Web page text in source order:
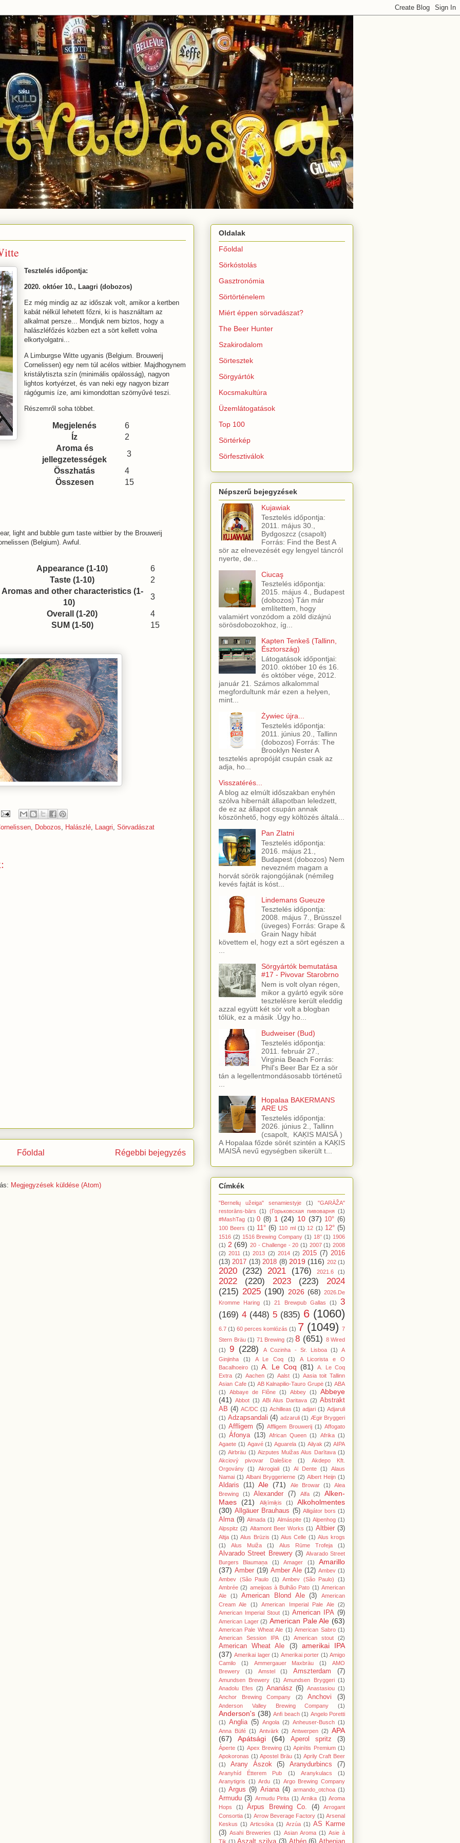
Tesztelés időpontja:
2020. októer 10., Laagri (dobozos)
Ez még mindig az az időszak volt, amikor a kertben
kabát nélkül lehetett főzni, ki is használtam az
alkalmat persze... Mondjuk nem biztos, hogy a
halászléfőzés közben ezt a sört kellett volna
elkortyolgatni...
A Limburgse Witte ugyanis (Belgium. Brouwerij
Cornelissen) egy nem túl acélos witbier. Majdhogynem
kristálytiszta szín (minimális opálosság), nagyon
lightos kortyérzet, és van neki egy nagyon bizarr
rágógumis íze, ami kimondottan szörnyűvé teszi.
Részemről soha többet.
Megjelenés
6
Íz
2
Aroma és
jellegzetességek
3
Összhatás
4
Összesen
15
light and bubble gum taste witbier by the Brouwerij
(Belgium). Awful.
Appearance (1-10)
6
Taste (1-10)
2
Aromas and other characteristics (1-
10)
3
Overall (1-20)
4
SUM (1-50)
15
, Dobozos, Halászlé, Laagri, Sörvadászat
Régebbi bejegyzés
Főoldal
Megjegyzések küldése (Atom)
Oldalak
Főoldal
Sörkóstolás
Gasztronómia
Sörtörténelem
Miért éppen sörvadászat?
The Beer Hunter
Szakirodalom
Sörtesztek
Sörgyártók
Kocsmakultúra
Üzemlátogatások
Top 100
Sörtérkép
Sörfesztiválok
Népszerű bejegyzések
Kujawiak
Tesztelés időpontja:
2011. május 30.,
Bydgoszcz (csapolt)
Forrás: Find the Best A
sör az elnevezését egy lengyel táncról
nyerte, de...
Ciucaş
Tesztelés időpontja:
2015. május 4., Budapest
(dobozos) Tán már
említettem, hogy
valamiért vonzódom a zöld dizájnú
sörösdobozokhoz, íg...
Kapten Tenkeš (Tallinn,
Észtország)
Látogatások időpontjai:
2010. október 10 és 16.
és október vége, 2012.
január 21. Számos alkalommal
megfordultunk már ezen a helyen,
mint...
Żywiec újra...
Tesztelés időpontja:
2011. június 20., Tallinn
(dobozos) Forrás: The
Brooklyn Nester A
tesztelés apropóját csupán csak az
adja, ho...
Visszatérés...
A blog az elmúlt időszakban enyhén
szólva hibernált állapotban leledzett,
de ez az állapot csupán annak
köszönhető, hogy egy költözés általá...
Pan Zlatni
Tesztelés időpontja:
2016. május 21.,
Budapest (dobozos) Nem
nevezném magam a
horvát sörök rajongójának (némileg
kevés fajtát is kóst...
Lindemans Gueuze
Tesztelés időpontja:
2008. május 7., Brüsszel
(üveges) Forrás: Grape &
Grain Nagy hibát
követtem el, hogy ezt a sört egészen a
...
Sörgyártók bemutatása
#17 - Pivovar Starobrno
Nem is volt olyan régen,
mikor a gyártó egyik söre
tesztelésre került eleddig
azzal együtt két sör volt a blogban
tőlük, ez a másik .Úgy ho...
Budweiser (Bud)
Tesztelés időpontja:
2011. február 27.,
Virginia Beach Forrás:
Phil's Beer Bar Ez a sör
tán a legellentmondásosabb történetű
Hopalaa BAKERMANS
ARE US
Tesztelés időpontja:
2026. június 2., Tallinn
(csapolt, KAĶIS MAISĀ )
A Hopalaa főzde sörét szintén a KAĶIS
MAISĀ nevű egységben sikerült t...
Címkék
"Bernelių užeiga" senamiestyje (1)
"GARĀŽA"
restorāns-bārs (1) (Горьковская пивоварня (1)
#MashTag (1) 0 (8) 1 (24) 10 (37) 10° (6)
100 Beers (1) 11° (6) 110 ml (1) 12 (1) 12° (5)
1516 (2) 1516 Brewing Company (1) 18° (1) 1906
(1) 2 (69) 20 - Challenge - 20 (1) 2007 (1) 2008
(2) 2011 (1) 2013 (2) 2014 (2) 2015 (7) 2016
(13) 2017 (13) 2018 (8) 2019 (116) 202 (1)
2020 (232) 2021 (176) 2021.6 (1)
2022 (220) 2023 (223)
2024
(215) 2025 (190) 2026 (68) 2026.De
Kromme Haring
(1) 21 Brewpub Gallas (1)
3
(169) 4 (448) 5 (835) 6 (1060)
6.7 (1) 60 perces komlózás (1) 7 (1049) 7
Stern Bräu (1) 71 Brewing (2) 8 (651) 8 Wired
(1)
9 (228) A Cozinha - Sr. Lisboa (1)
A
Ginjinha
(1) A Le Coq (1)
A Licorista e O
Bacalhoeiro (1) A. Le Coq (81)
A. Le Coq
Extra (2) Aachen (2) Aalst (1) Aasia toit Tallinn
Asian Cafe (1) AB Kalnapilio-Tauro Grupė (1) ABA
(1)
Abbaye de Flône (1) Abbey (1)
Abbeye
(41)
Abbot (1) ABi Alus Daritava (2) Abstrakt
AB (4) AC/DC (1) Achilleas (1) adjari (1) Adjaruli
(1) Adzapsandali (4) adzaruli (1) Ægir Bryggeri
(1) Affligem (5) Affligem Brouwerij (1) Affogato
(1)
Áfonya (13) African Queen (1) Afrika (1)
Agaete (1) Agavé (1) Aguarela (1) Ailyak (2) AIPA
(2) Airbräu (1) Aizputes Muižas Alus Darītava (1)
Akciový pivovar Dalešice
(1)
Akdepo Kft.
Orgovány (1) Akrogiali (1) Al Dente (1)
Alaus
Namai (1) Albani Bryggerierne (2) Albert Heijn (1)
Aldaris (11) Ale (71) Ale Browar (1)
Alea
Brewing
(1) Alexander (7) Alfa (2)
Alken-
Maes
(21) Alķīmiķis (1)
Alkoholmentes
(30) Allgäuer Brauhaus (5) Alligátor bors (1)
Alma (9) Almada (1) Almáspite (1) Alpenhog (1)
Alpspitz (2) Altamont Beer Works (1) Altbier (3)
Altja (1) Alus Brūzis (1) Alus Celle (1) Alus krogs
(1)
Alus Muiža (1) Alus Rūme Trofeja (1)
Alvarado Street Brewery (3) Alvarado Street
Burgers Blaumaņa
(1) Amager (1)
Amarillo
(37) Amber (19) Amber Ale (12) Ambev (1)
Ambev (São Paulo (1) Ambev (São Paulo)
(1)
Ambrée (2) ameijoas à Bulhão Pato (1) American
Ale
(1) American Blond Ale (3)
American
Cream Ale
(1) American Imperial Pale Ale
(2)
American Imperial Stout (1) American IPA (9)
American Lager (2) American Pale Ale (63)
American Pale Wheat Ale (1) American Sabro (1)
American Session IPA
(1) American stout (2)
American Wheat Ale (3)
amerikai IPA
(37) Amerikai lager (1) Amerikai porter (1) Amigo
Camilo
(1) Ammergauer Maxbräu (1)
AMO
Brewery
(1) Amstel (1) Amszterdam (7)
Amundsen Brewery (1) Amundsen Bryggeri (1)
Anadolu Efes (2) Ananász (6) Anastasiou (1)
Anchor Brewing Company
(2) Anchovi (3)
Anderson Valley Brewing Company (1)
Anderson's (38) Anfi beach (1) Angelo Poretti
(1) Anglia (5) Angola (2) Anheuser-Busch (1)
Anna Büfé (1) Antvärk (2) Antwerpen (2) APA
(67)
Apátsági (64) Aperol spritz (3)
Áperte (1) Apex Brewing (1) Apinītis Premium (1)
Apokoronas (1) Apostel Bräu (1) Aprily Craft Beer
(1)
Arany Ászok (5) Aranydurbincs (7)
Aranyhíd Étterem Pub (1) Aranykulacs
(1)
Aranytigris (1) Ardu (1) Argo Brewing Company
(1) Argus (9) Ariana (4) armando_otchoa (1)
Armudu (3) Armudu Pirita (1) Arnika (1) Aroma
Hops
(1) Ārpus Brewing Co. (4)
Arrogant
Consortia (1) Arrow Beverage Factory (1) Arsenal
Keskus (1) Articsóka (1) Arzúa (1) AS Karme
(3) Asahi Breweries (1) Asian Aroma (1) Asie à
Tik (1) Aszalt szilva (3) Athén (6) Athenian